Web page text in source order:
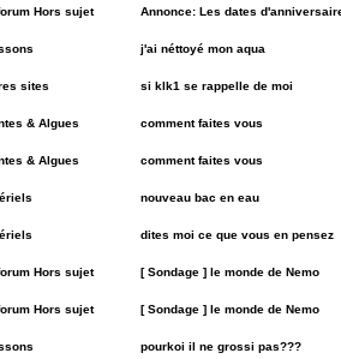
Hors sujet Annonce: Les dates
j'ai néttoyé mon aqua
sites si klk1 se rappelle de moi
& Algues comment faites vous
& Algues comment faites vous
nouveau bac en eau
dites moi ce que vous en pensez
Hors sujet [ Sondage ] le monde de Nemo
Hors sujet [ Sondage ] le monde de Nemo
pourkoi il ne grossi pas???